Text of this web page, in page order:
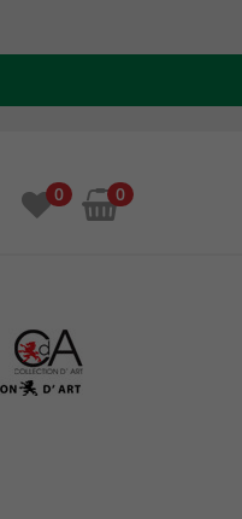
0 0